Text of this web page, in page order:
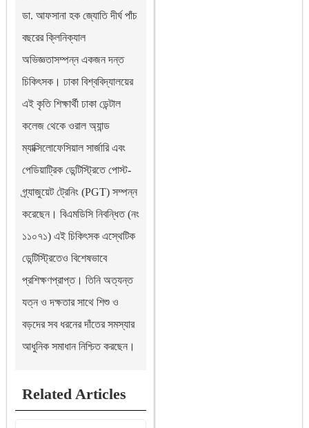
ডা. আফসানা হক জ্যোতি দীর্ঘ পাঁচ
বছরের ক্লিনিক্যাল
অভিজ্ঞতাসম্পন্ন একজন দন্ত
চিকিৎসক। ঢাকা বিশ্ববিদ্যালয়ের
এই কৃতি শিক্ষার্থী ঢাকা ডেন্টাল
কলেজ থেকে ওরাল অ্যান্ড
ম্যাক্সিলোফেসিয়াল সার্জারি এবং
পেডিয়াট্রিক ডেন্টিস্ট্রিতে পোস্ট-
গ্র্যাজুয়েট ট্রেনিং (PGT) সম্পন্ন
করেছেন। বিএমডিসি নিবন্ধিত (নং
১১০৭১) এই চিকিৎসক এস্থেটিক
ডেন্টিস্ট্রিতেও বিশেষভাবে
প্রশিক্ষণপ্রাপ্ত। তিনি অত্যন্ত
যত্ন ও দক্ষতার সাথে শিশু ও
বড়দের সব ধরনের দাঁতের সমস্যার
আধুনিক সমাধান নিশ্চিত করছেন।
Related Articles